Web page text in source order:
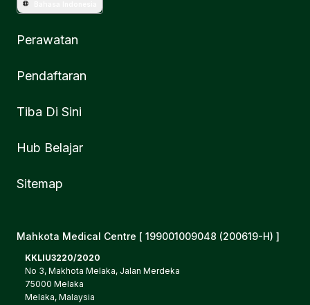
Perawatan
Pendaftaran
Tiba Di Sini
Hub Belajar
Sitemap
Mahkota Medical Centre [ 199001009048 (200619-H) ]
KKLIU3220/2020
No 3, Makhota Melaka, Jalan Merdeka
75000 Melaka
Melaka, Malaysia